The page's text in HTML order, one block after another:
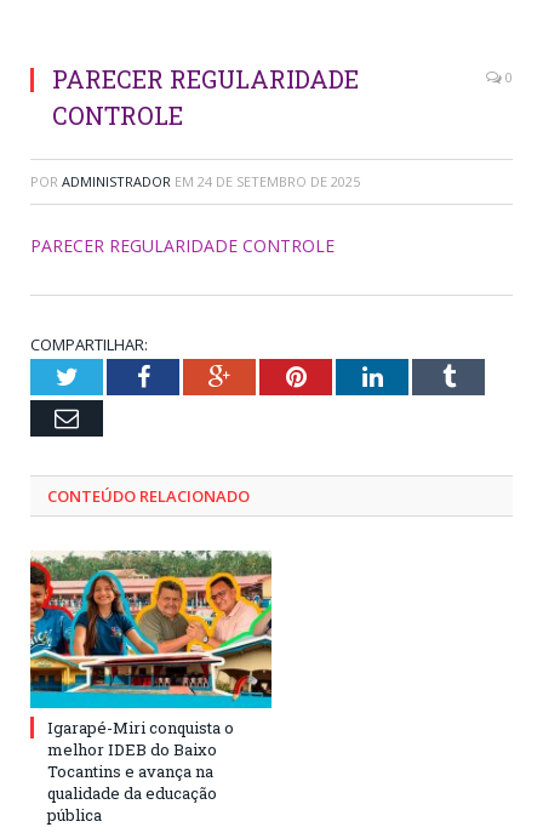
PARECER REGULARIDADE
CONTROLE
0
POR ADMINISTRADOR EM 24 DE SETEMBRO DE 2025
PARECER REGULARIDADE CONTROLE
COMPARTILHAR:
TwitterFacebookGoogle+PinterestLinkedInTumblr
Email
CONTEÚDO RELACIONADO
Igarapé-Miri conquista o
melhor IDEB do Baixo
Tocantins e avança na
qualidade da educação
pública